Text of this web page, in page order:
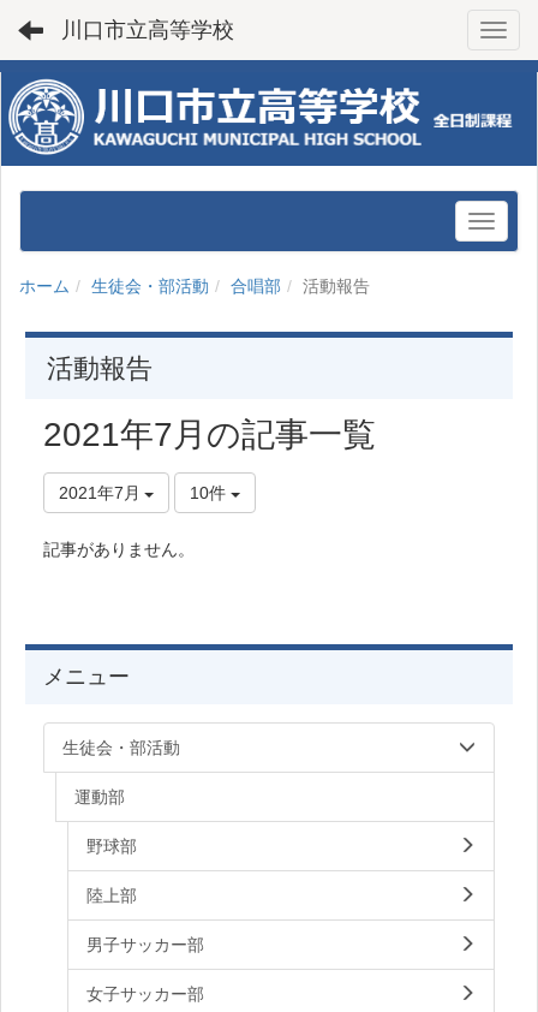
川口市立高等学校
ホーム 生徒会・部活動 合唱部 活動報告
活動報告
2021年7月の記事一覧
2021年7月 10件
記事がありません。
メニュー
生徒会・部活動
運動部
野球部
陸上部
男子サッカー部
女子サッカー部